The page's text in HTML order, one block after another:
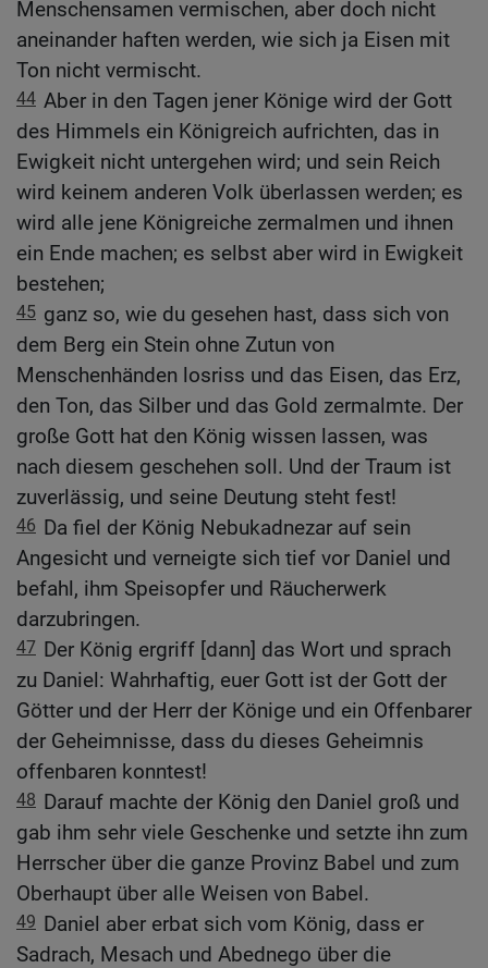
Menschensamen vermischen, aber doch nicht
aneinander haften werden, wie sich ja Eisen mit
Ton nicht vermischt.
44 Aber in den Tagen jener Könige wird der Gott
des Himmels ein Königreich aufrichten, das in
Ewigkeit nicht untergehen wird; und sein Reich
wird keinem anderen Volk überlassen werden; es
wird alle jene Königreiche zermalmen und ihnen
ein Ende machen; es selbst aber wird in Ewigkeit
bestehen;
45 ganz so, wie du gesehen hast, dass sich von
dem Berg ein Stein ohne Zutun von
Menschenhänden losriss und das Eisen, das Erz,
den Ton, das Silber und das Gold zermalmte. Der
große Gott hat den König wissen lassen, was
nach diesem geschehen soll. Und der Traum ist
zuverlässig, und seine Deutung steht fest!
46 Da fiel der König Nebukadnezar auf sein
Angesicht und verneigte sich tief vor Daniel und
befahl, ihm Speisopfer und Räucherwerk
darzubringen.
47 Der König ergriff [dann] das Wort und sprach
zu Daniel: Wahrhaftig, euer Gott ist der Gott der
Götter und der Herr der Könige und ein Offenbarer
der Geheimnisse, dass du dieses Geheimnis
offenbaren konntest!
48 Darauf machte der König den Daniel groß und
gab ihm sehr viele Geschenke und setzte ihn zum
Herrscher über die ganze Provinz Babel und zum
Oberhaupt über alle Weisen von Babel.
49 Daniel aber erbat sich vom König, dass er
Sadrach, Mesach und Abednego über die